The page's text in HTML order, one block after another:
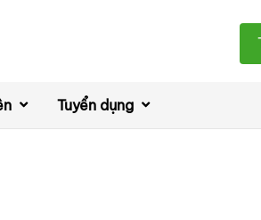
Tuyển dụng